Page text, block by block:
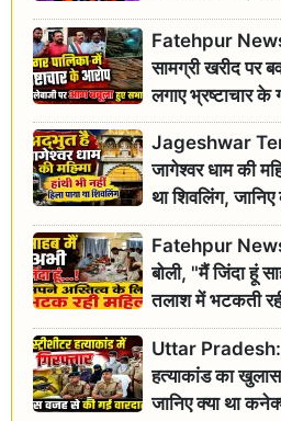
Fatehpur
सामग्री खरीद पर
लगाए भ्रष्टाचार के
Jageshwar
जागेश्वर धाम की
था शिवलिंग,
Fatehpur News:
बोली, "मैं जिंदा हूं
तलाश में भटकती
जांच के आदेश
Uttar Pradesh:
हत्याकांड का
जानिए क्या था